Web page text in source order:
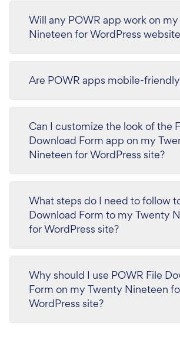
Will any POWR app work on
Nineteen for WordPress
Are POWR apps mobile-
Can I customize the look of the
Download Form app on my
Nineteen for WordPress site?
What steps do I need to follow
Download Form to my Twenty
for WordPress site?
Why should I use POWR File
Form on my Twenty Nineteen
WordPress site?